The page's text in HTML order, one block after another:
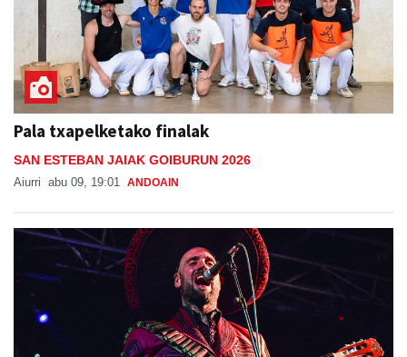
Pala txapelketako finalak
SAN ESTEBAN JAIAK GOIBURUN 2026
Aiurri abu 09, 19:01 ANDOAIN